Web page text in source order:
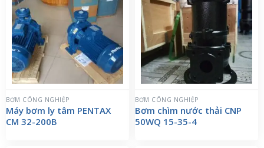
BƠM CÔNG NGHIỆP
Máy bơm ly tâm PENTAX
CM 32-200B
BƠM CÔNG NGHIỆP
Bơm chìm nước thải CNP
50WQ 15-35-4